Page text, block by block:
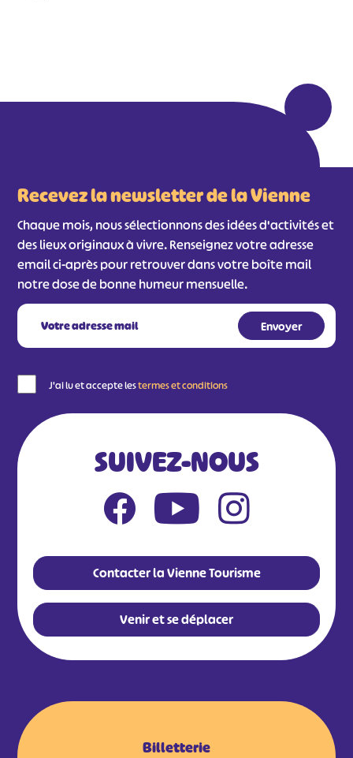
Recevez la newsletter de la Vienne
Chaque mois, nous sélectionnons des idées d'activités et
des lieux originaux à vivre. Renseignez votre adresse
email ci-après pour retrouver dans votre boîte mail
notre dose de bonne humeur mensuelle.
J'ai lu et accepte lestermes et conditions
SUIVEZ-NOUS
Contacter la Vienne Tourisme
Venir et se déplacer
Billetterie